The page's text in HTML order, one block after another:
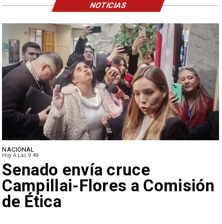
NACIONAL
Hoy A Las 9:49
Senado envía cruce
Campillai-Flores a Comisión
de Ética
NOTICIAS